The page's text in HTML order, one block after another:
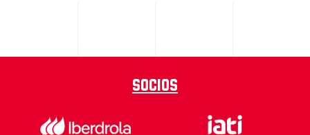
Socios